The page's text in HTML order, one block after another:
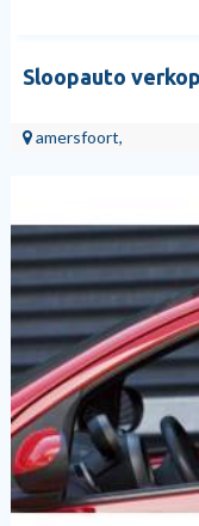
Sloopauto
amersfoort,